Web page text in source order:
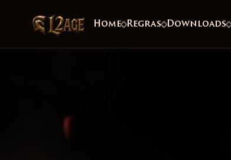
Home Regras Downloads